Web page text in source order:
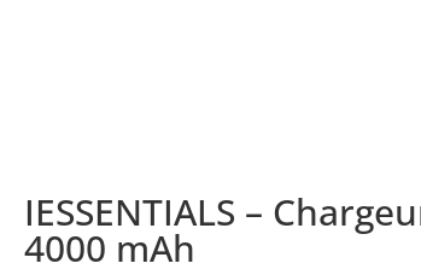
IESSENTIALS –
4000 mAh